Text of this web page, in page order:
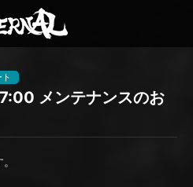
メンテナンスのお